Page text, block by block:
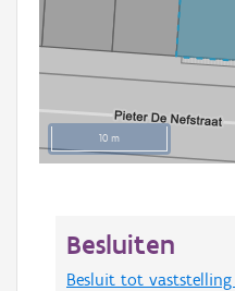
10 m
Besluiten
Besluit tot